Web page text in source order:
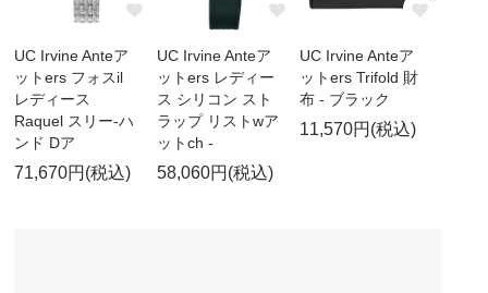
UC Irvine Anteア
ットers フォスil
レディース
Raquel スリー-ハ
ンド Dア
71,670円(税込)
UC Irvine Anteア
ットers レディー
ス シリコン スト
ラップ リストwア
ットch -
58,060円(税込)
UC Irvine Anteア
ットers Trifold 財
布 - ブラック
11,570円(税込)